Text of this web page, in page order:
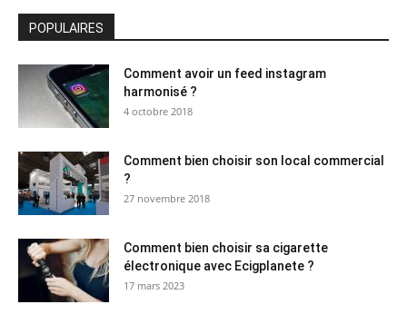
POPULAIRES
Comment avoir un feed instagram
harmonisé ?
4 octobre 2018
Comment bien choisir son local commercial
?
27 novembre 2018
Comment bien choisir sa cigarette
électronique avec Ecigplanete ?
17 mars 2023